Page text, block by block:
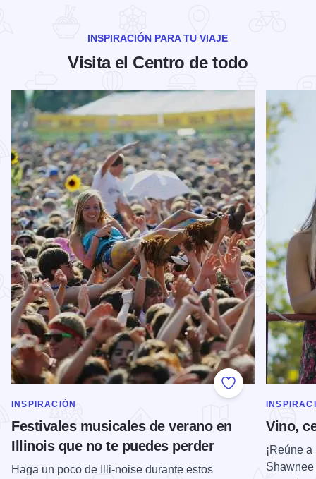
INSPIRACIÓN PARA TU VIAJE
Visita el Centro de todo
Add to Favorites
MOSTRAR MÁS EN CATEGORÍA DE
INSPIRACIÓN
Festivales musicales de verano en
Illinois que no te puedes perder
Haga un poco de Illi-noise durante estos
Leer más sobre Los festivales de música que no puede
Vino,
¡Reúne